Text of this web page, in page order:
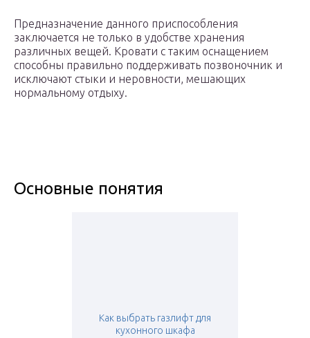
Предназначение данного приспособления
заключается не только в удобстве хранения
различных вещей. Кровати с таким оснащением
способны правильно поддерживать позвоночник и
исключают стыки и неровности, мешающих
нормальному отдыху.
Основные понятия
Как выбрать газлифт для
кухонного шкафа